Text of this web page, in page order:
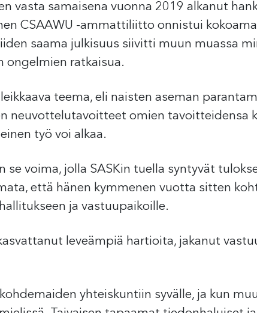
vasta samaisena vuonna 2019 alkanut
CSAAWU -ammattiliitto onnistui
saama julkisuus siivitti muun muassa
ongelmien ratkaisua.
teema, eli naisten aseman
neuvottelutavoitteet omien tavoitteidensa
työ voi alkaa.
se voima, jolla SASKin tuella syntyvät
että hänen kymmenen vuotta sitten
ja vastuupaikoille.
leveämpiä hartioita, jakanut
yhteiskuntiin syvälle, ja kun